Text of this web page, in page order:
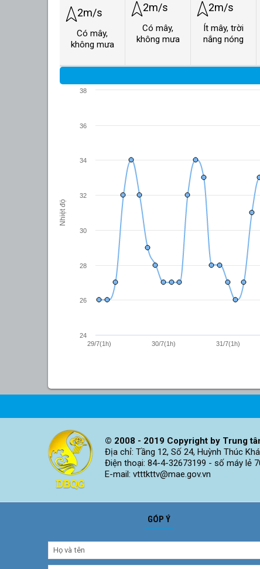
2m/s
Có mây,
không mưa
2m/s
Có mây,
không mưa
2m/s
Ít mây, trời
nắng nóng
Nhiệt độ
29/7(1h) 30/7(1h) 31/7(1h)
24
26
28
30
32
34
36
38
© 2008 - 2019 Copyright by Trung
Địa chỉ: Tầng 12, Số 24, Huỳnh Thúc
Điện thoại: 84-4-32673199 - số máy lẻ
E-mail: vtttkttv@mae.gov.vn
GÓP Ý